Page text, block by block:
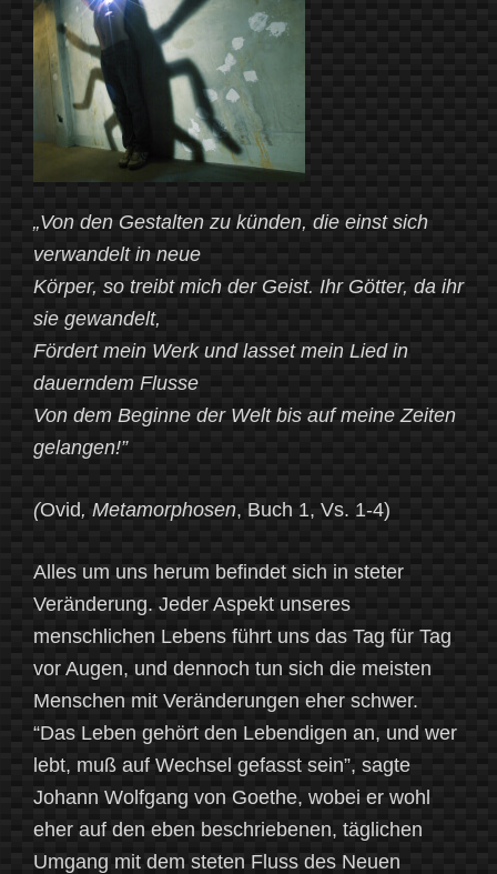
–
Wie
Roman
eine
Dichtung
Heute
holt“
„Von den Gestalten zu künden, die einst sich
verwandelt in neue
Körper, so treibt mich der Geist. Ihr Götter, da ihr
sie gewandelt,
Fördert mein Werk und lasset mein Lied in
dauerndem Flusse
Von dem Beginne der Welt bis auf meine Zeiten
gelangen!”
(Ovid, Metamorphosen, Buch 1, Vs. 1-4)
Alles um uns herum befindet sich in steter
Veränderung. Jeder Aspekt unseres
menschlichen Lebens führt uns das Tag für Tag
vor Augen, und dennoch tun sich die meisten
Menschen mit Veränderungen eher schwer.
“Das Leben gehört den Lebendigen an, und wer
lebt, muß auf Wechsel gefasst sein”, sagte
Johann Wolfgang von Goethe, wobei er wohl
eher auf den eben beschriebenen, täglichen
Umgang mit dem steten Fluss des Neuen